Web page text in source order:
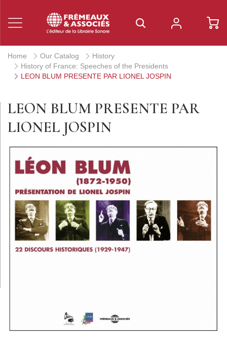
Home Our Catalog
History
History of France: Speeches of the Presidents
LEON BLUM PRESENTE PAR LIONEL JOSPIN
LEON BLUM PRESENTE PAR
LIONEL JOSPIN